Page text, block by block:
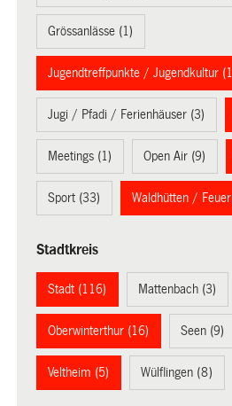
Grössanlässe (1)
Jugendtreffpunkte / Jugendkultur
Jugi / Pfadi / Ferienhäuser (3)
Meetings (1) Open Air (9)
Sport (33) Waldhütten /
Stadtkreis
Stadt (116) Mattenbach (3)
Oberwinterthur (16) Seen (9)
Veltheim (5) Wülflingen (8)